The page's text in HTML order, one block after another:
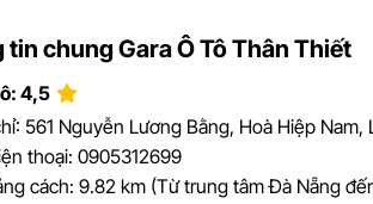
tin chung Gara Ô Tô Thân Thiết
4,5
561 Nguyễn Lương Bằng, Hoà Hiệp Nam,
thoại: 0905312699
cách: 9.82 km (Từ trung tâm Đà Nẵng